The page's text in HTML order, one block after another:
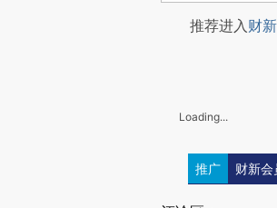
推荐进入财
Loading...
推广 财新会